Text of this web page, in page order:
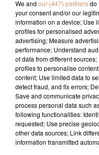
4 juillet 2022
Radio Star Live
27 juin 2022
Marseille : une
relation extras et...
Le cocholed pour
jusqu'au bout de
10 mai 2022
Toulon : des quais
We and our (447) partnersdo
your consent and/or our
information on a device; Use
profiles for personalised
advertising; Measure
performance; Understand
of data from different
profiles to personalise
content; Use limited data to
detect fraud, and fix errors;
Save and communicate
process personal data such
following functionalities:
requested; Use precise
other data sources; Link
information transmitted